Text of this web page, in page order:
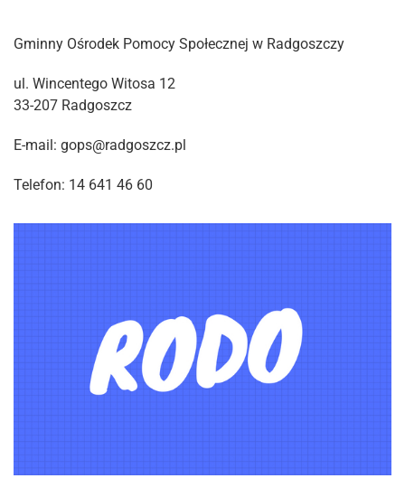
Gminny Ośrodek Pomocy Społecznej w Radgoszczy
ul. Wincentego Witosa 12
33-207 Radgoszcz
E-mail: gops@radgoszcz.pl
Telefon: 14 641 46 60